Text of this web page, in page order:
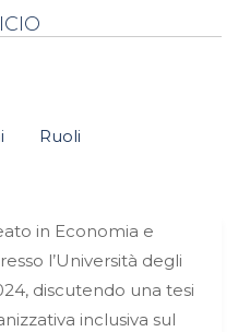
Ruoli
in Economia e
l’Università degli
discutendo una tesi
inclusiva sul